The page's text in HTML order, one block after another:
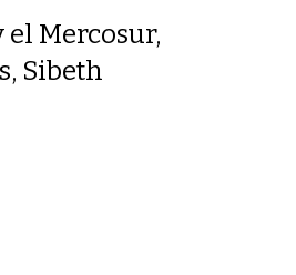
Mercosur,
Sibeth